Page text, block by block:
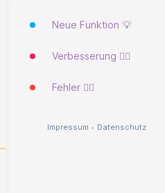
Neue Funktion 💡
Verbesserung 🐱‍🏍
Fehler 🐱‍💻
Impressum • Datenschutz